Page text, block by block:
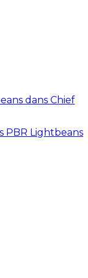
dans Chief
Lightbeans